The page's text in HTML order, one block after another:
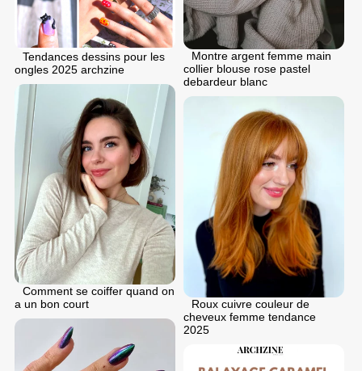
Montre argent femme main
collier blouse rose pastel
debardeur blanc
Tendances dessins pour les
ongles 2025 archzine
Comment se coiffer quand on
a un bon court
Roux cuivre couleur de
cheveux femme tendance
2025